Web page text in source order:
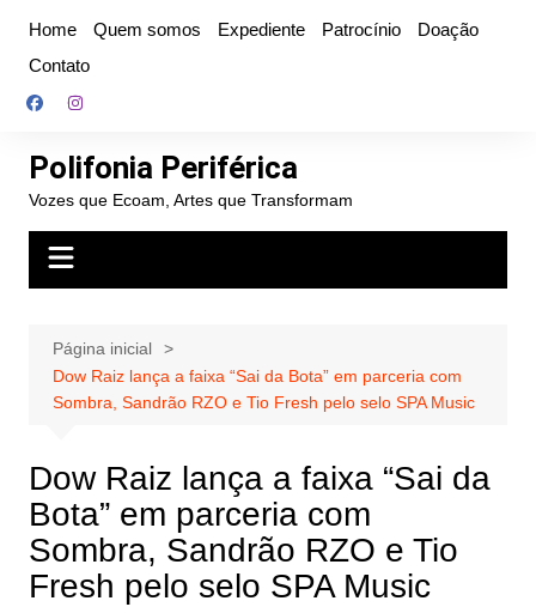
conteúdo
Home Quem somos Expediente Patrocínio
Doação
Contato
Polifonia Periférica
Vozes que Ecoam, Artes que Transformam
Página inicial
Dow Raiz lança a faixa “Sai da Bota” em parceria com
Sombra, Sandrão RZO e Tio Fresh pelo selo SPA Music
Dow Raiz lança a faixa “Sai da
Bota” em parceria com
Sombra, Sandrão RZO e Tio
Fresh pelo selo SPA Music